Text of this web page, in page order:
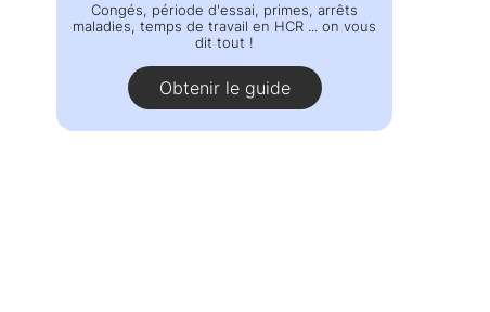
Congés, période d'essai, primes, arrêts
maladies, temps de travail en HCR ... on vous
dit tout !
Obtenir le guide